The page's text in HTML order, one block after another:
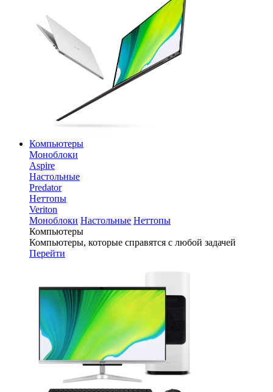
Компьютеры
Моноблоки
Aspire
Настольные
Predator
Неттопы
Veriton
Моноблоки Настольные Неттопы
Компьютеры
Компьютеры, которые справятся с любой задачей
Перейти